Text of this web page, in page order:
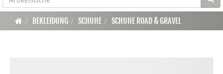
BEKLEIDUNG SCHUHE SCHUHE ROAD & GRAVEL